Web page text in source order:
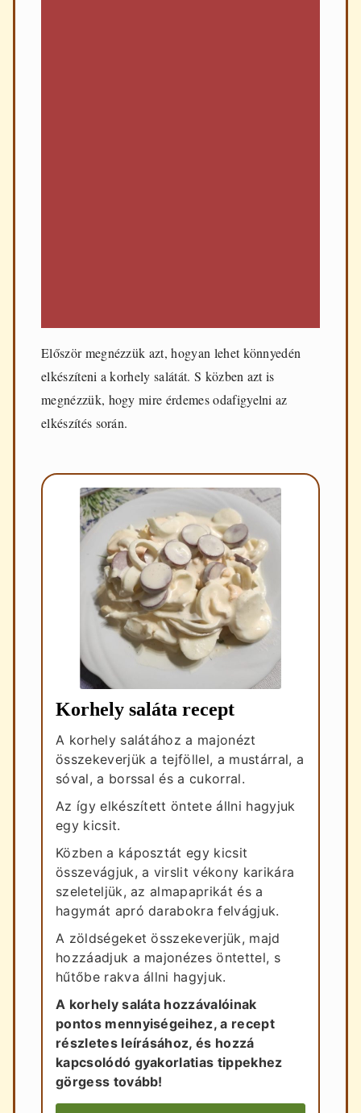
Először megnézzük azt, hogyan lehet könnyedén
elkészíteni a korhely salátát. S közben azt is
megnézzük, hogy mire érdemes odafigyelni az
elkészítés során.
Korhely saláta recept
A korhely salátához a majonézt
összekeverjük a tejföllel, a mustárral, a
sóval, a borssal és a cukorral.
Az így elkészített öntete állni hagyjuk
egy kicsit.
Közben a káposztát egy kicsit
összevágjuk, a virslit vékony karikára
szeleteljük, az almapaprikát és a
hagymát apró darabokra felvágjuk.
A zöldségeket összekeverjük, majd
hozzáadjuk a majonézes öntettel, s
hűtőbe rakva állni hagyjuk.
A korhely saláta hozzávalóinak
pontos mennyiségeihez, a recept
részletes leírásához, és hozzá
kapcsolódó gyakorlatias tippekhez
görgess tovább!